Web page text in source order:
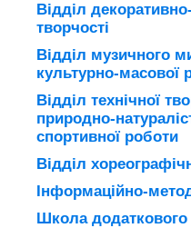
Відділ
творчості
Відділ музичного
культурно-масової
Відділ технічної
природно-
спортивної роботи
Відділ
Інформаційно-
Школа